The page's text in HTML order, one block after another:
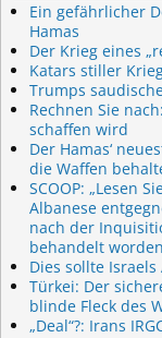
Ein gefährlicher
Hamas
Der Krieg eines
Katars stiller
Trumps
Rechnen Sie
schaffen wird
Der Hamas‘
die Waffen
SCOOP: „Lesen
Albanese
nach der
behandelt worden
Dies sollte
Türkei: Der
blinde Fleck des
„Deal“?: Irans